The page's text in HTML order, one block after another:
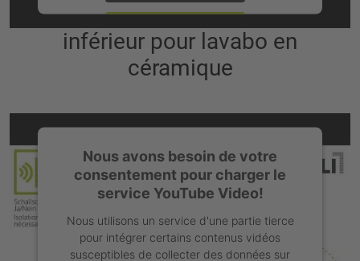
Accepter
Usercentrics Consent Management Platform
Vidéo de montage d'élément
inférieur pour lavabo en
céramique
Nous avons besoin de votre
consentement pour charger le
service YouTube Video!
Nous utilisons un service d'une partie tierce
pour intégrer certains contenus vidéos
susceptibles de collecter des données sur